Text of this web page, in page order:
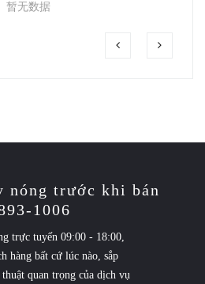
暂无数据
nóng trước khi bán
1006
trực tuyến 09:00 - 18:00,
hàng bất cứ lúc nào, sắp
quan trọng của dịch vụ